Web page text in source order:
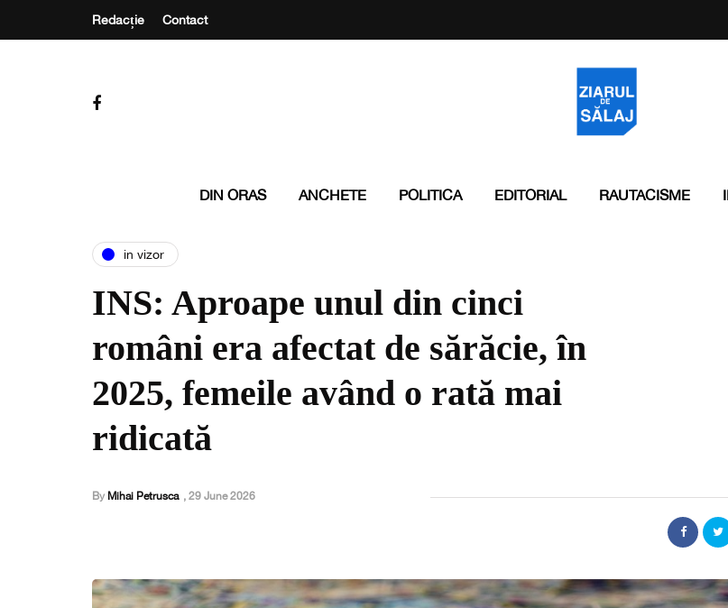
Redacție Contact
DIN ORAS ANCHETE POLITICA EDITORIAL RAUTACISME
in vizor
INS: Aproape unul din cinci
români era afectat de sărăcie, în
2025, femeile având o rată mai
ridicată
By Mihai Petrusca , 29 June 2026